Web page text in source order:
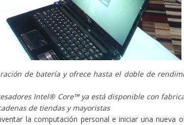
de batería y ofrece hasta el doble de
Intel® Core™ ya está disponible con
de tiendas y mayoristas
la computación personal e iniciar una nueva